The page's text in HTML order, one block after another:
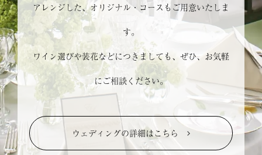
アレンジした、オリジナル・コースもご用意いたしま
す。
ワイン選びや装花などにつきましても、ぜひ、お気軽
にご相談ください。
ウェディングの詳細はこちら